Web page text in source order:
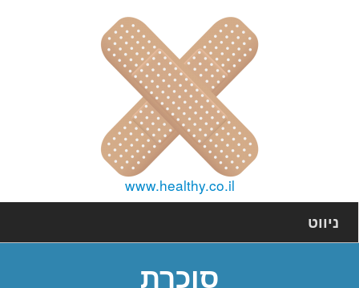
www.healthy.co.il
ניווט
סוכרת